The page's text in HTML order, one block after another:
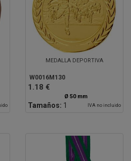
MEDALLA DEPORTIVA
W0016M130
1.18 €
Ø 50 mm
Tamaños: 1 IVA no incluido